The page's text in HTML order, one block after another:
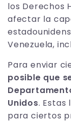
los Derechos
afectar la
Venezuela,
Para enviar
posible que
Unidos. Estas
para ciertos